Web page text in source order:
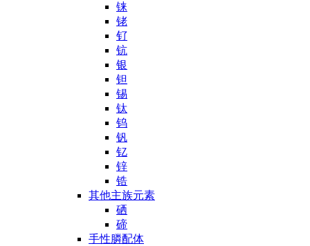
铼
铑
钌
钪
银
钽
锡
钛
钨
钒
钇
锌
锆
其他主族元素
硒
碲
手性膦配体